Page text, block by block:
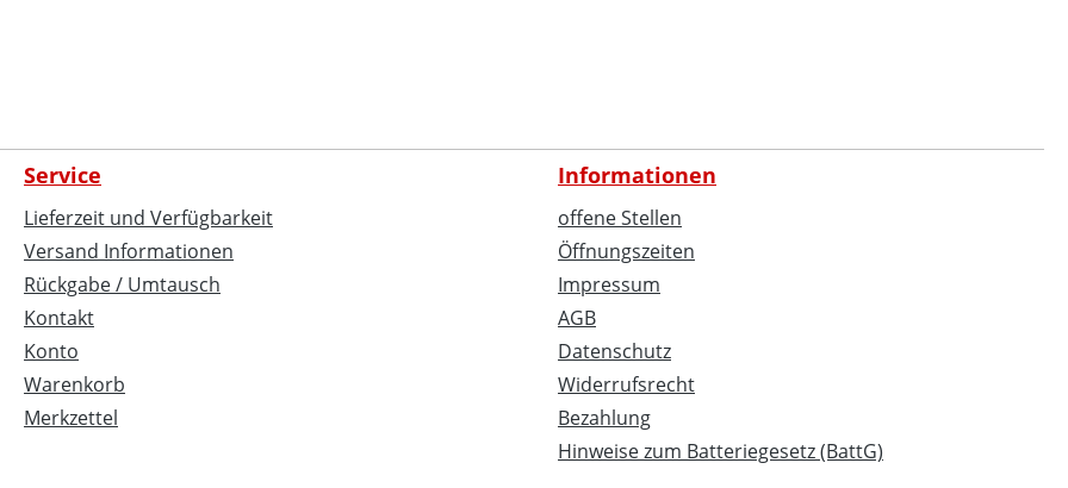
Service
Lieferzeit und Verfügbarkeit
Versand Informationen
Rückgabe / Umtausch
Kontakt
Konto
Warenkorb
Merkzettel
Informationen
offene Stellen
Öffnungszeiten
Impressum
AGB
Datenschutz
Widerrufsrecht
Bezahlung
Hinweise zum Batteriegesetz (BattG)